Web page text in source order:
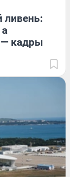
ливень:
— кадры